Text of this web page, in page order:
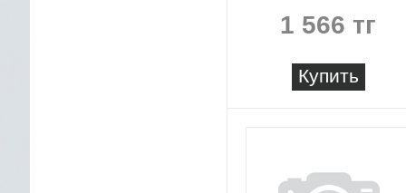
1 566 тг
Купить